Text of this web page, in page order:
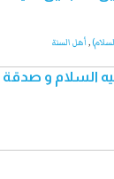
,أهل السنة
السلام و